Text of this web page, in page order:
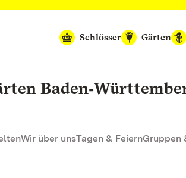
Schlösser
Gärten
Wir über unsTagen & FeiernGruppen